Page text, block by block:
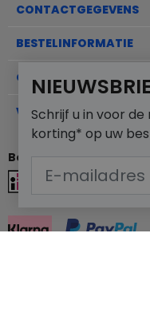
CONTACTGEGEVENS
BESTELINFORMATIE
OVER
VEELGESTELDE
Betaalmogelijkheden
Schrijf u in voor
korting* op uw